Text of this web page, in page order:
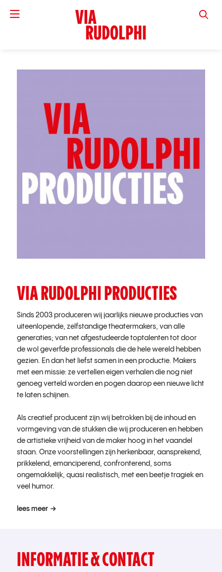
VIA
VIA RUDOLPHI PRODUCTIES
Sinds 2003 produceren wij jaarlijks nieuwe producties van
uiteenlopende, zelfstandige theatermakers, van alle
generaties; van net afgestudeerde toptalenten tot door
de wol geverfde professionals die de hele wereld hebben
gezien. En dan het liefst samen in een productie. Makers
met een missie: ze vertellen eigen verhalen die nog niet
genoeg verteld worden en pogen daarop een nieuwe licht
te laten schijnen.
Als creatief producent zijn wij betrokken bij de inhoud en
vormgeving van de stukken die wij produceren en hebben
de artistieke vrijheid van de maker hoog in het vaandel
staan. Onze voorstellingen zijn herkenbaar, aansprekend,
prikkelend, emanciperend, confronterend, soms
ongemakkelijk, quasi realistisch, met een beetje tragiek en
veel humor.
lees meer
INFORMATIE & CONTACT